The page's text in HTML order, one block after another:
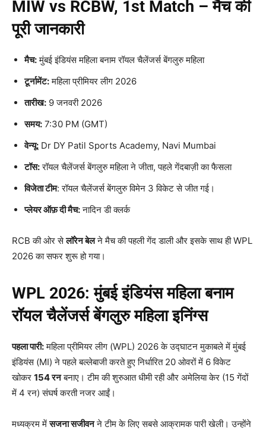
MIW vs RCBW, 1st Match –मैच की
पूरी जानकारी
मैच:मुंबई इंडियंस महिला बनाम रॉयल चैलेंजर्स बेंगलुरु महिला
टूर्नामेंट:महिला प्रीमियर लीग 2026
तारीख: 9 जनवरी 2026
समय: 7:30 PM (GMT)
वेन्यू: Dr DY Patil Sports Academy, Navi Mumbai
टॉस:रॉयल चैलेंजर्स बेंगलुरु महिला ने जीता, पहले गेंदबाज़ी का फैसला
विजेता टीम: रॉयल चैलेंजर्स बेंगलुरु विमेन 3 विकेट से जीत गई।
प्लेयर ऑफ़ दी मैच:नादिन डी क्लर्क
RCB की ओर सेलॉरेन बेलने मैच की पहली गेंद डाली और इसके साथ ही WPL
2026 का सफर शुरू हो गया।
WPL 2026:मुंबई इंडियंस महिला बनाम
रॉयल चैलेंजर्स बेंगलुरु महिला इनिंग्‍स
पहला पारी:महिला प्रीमियर लीग (WPL) 2026 के उद्घाटन मुकाबले में मुंबई
इंडियंस (MI) ने पहले बल्लेबाजी करते हुए निर्धारित 20 ओवरों में 6 विकेट
खोकर 154रनबनाए। टीम की शुरुआत धीमी रही और अमेलिया केर (15 गेंदों
में 4 रन) संघर्ष करती नजर आईं।
मध्यक्रम मेंसजना सजीवनने टीम के लिए सबसे आक्रामक पारी खेली। उन्होंने